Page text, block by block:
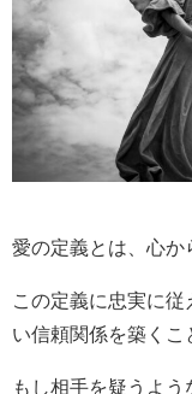
愛の定義とは、心か
この定義に忠実に
い信頼関係を築くこ
もし相手を疑うよ